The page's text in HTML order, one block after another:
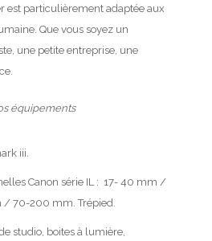
est particulièrement adaptée aux
Que vous soyez un
une petite entreprise, une
équipements
iii.
Canon série IL : 17- 40 mm /
70-200 mm. Trépied.
studio, boites à lumière,